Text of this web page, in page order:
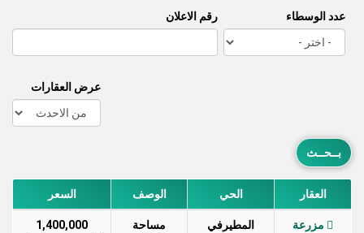
رقم الاعلان عدد الوسطاء
عرض العقارات
العقار الحي الوصف السعر
مزرعة
المطيرفي
مساحة
1,400,000